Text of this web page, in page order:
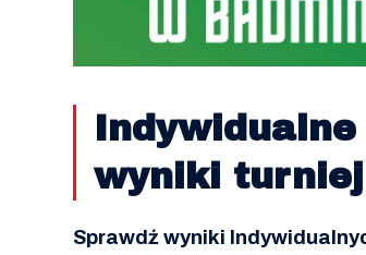
wyniki
Sprawdź wyniki